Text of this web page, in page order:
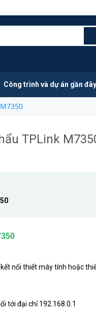
Công trình và dự án gần đây
TPLink
nối thiết máy tính hoặc
tới đại chỉ 192.168.0.1